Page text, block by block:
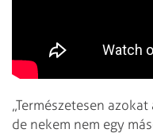
„Természetesen
de nekem nem egy